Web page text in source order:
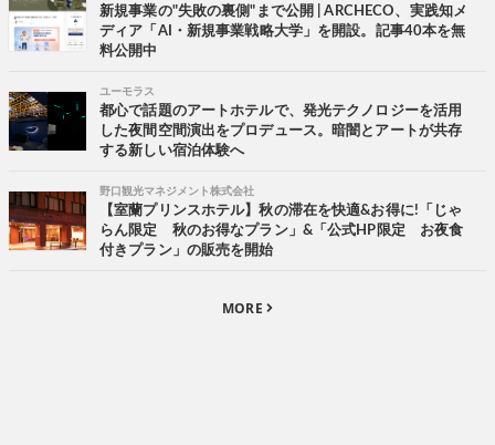
新規事業の"失敗の裏側"まで公開 | ARCHECO、実践知メ
ディア「AI・新規事業戦略大学」を開設。記事40本を無
料公開中
ユーモラス
都心で話題のアートホテルで、発光テクノロジーを活用
した夜間空間演出をプロデュース。暗闇とアートが共存
する新しい宿泊体験へ
野口観光マネジメント株式会社
【室蘭プリンスホテル】秋の滞在を快適&お得に!「じゃ
らん限定 秋のお得なプラン」&「公式HP限定 お夜食
付きプラン」の販売を開始
MORE